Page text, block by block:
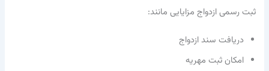
ثبت رسمی ازدواج مزایایی مانند:
دریافت سند ازدواج
امکان ثبت مهریه